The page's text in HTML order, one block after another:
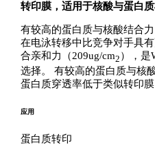
转印膜，适用于核酸与蛋白质
有较高的蛋白质与核酸结合力
在电泳转移中比竞争对手具
合亲和力（209ug/cm2 ），是
选择。 有较高的蛋白质与核
蛋白质穿透率低于类似转印膜
应用
蛋白质转印